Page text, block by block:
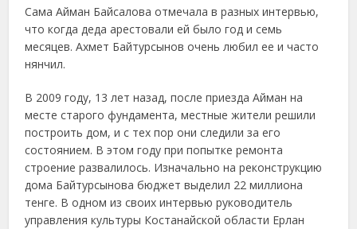
Сама Айман Байсалова отмечала в разных интервью,
что когда деда арестовали ей было год и семь
месяцев. Ахмет Байтурсынов очень любил ее и часто
нянчил.
В 2009 году, 13 лет назад, после приезда Айман на
месте старого фундамента, местные жители решили
построить дом, и с тех пор они следили за его
состоянием. В этом году при попытке ремонта
строение развалилось. Изначально на реконструкцию
дома Байтурсынова бюджет выделил 22 миллиона
тенге. В одном из своих интервью руководитель
управления культуры Костанайской области Ерлан